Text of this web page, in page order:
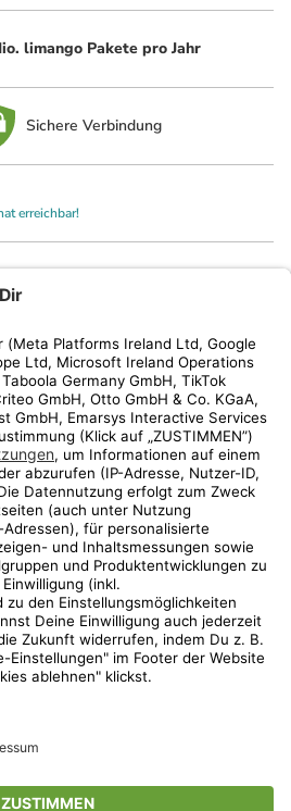
limango Pakete pro Jahr
Sichere Verbindung
erreichbar!